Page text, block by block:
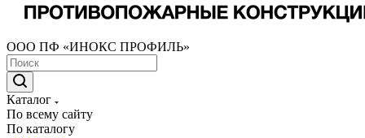
ООО ПФ «ИНОКС ПРОФИЛЬ»
Каталог
По всему сайту
По каталогу